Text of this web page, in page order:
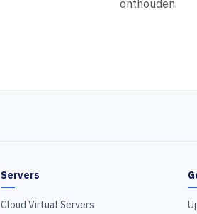
onthouden.
Servers
Cloud Virtual Servers